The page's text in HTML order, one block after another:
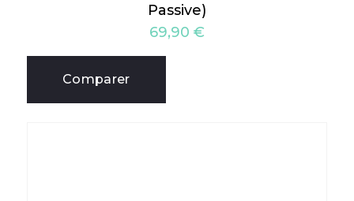
Passive)
69,90 €
Comparer